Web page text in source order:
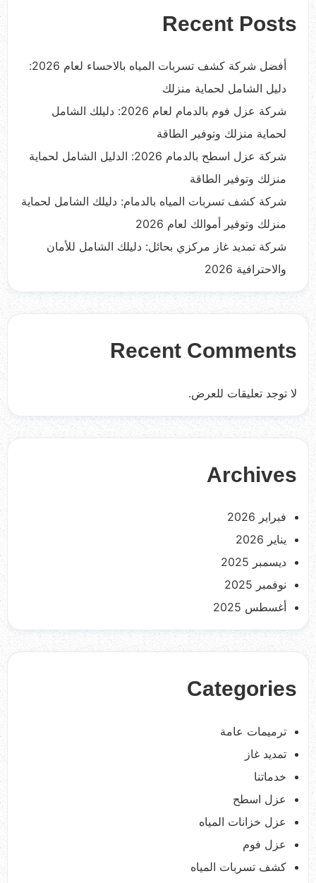
Recent Posts
أفضل شركة كشف تسربات المياه بالاحساء لعام 2026:
دليل الشامل لحماية منزلك
شركة عزل فوم بالدمام لعام 2026: دليلك الشامل
لحماية منزلك وتوفير الطاقة
شركة عزل اسطح بالدمام 2026: الدليل الشامل لحماية
منزلك وتوفير الطاقة
شركة كشف تسربات المياه بالدمام: دليلك الشامل لحماية
منزلك وتوفير أموالك لعام 2026
شركة تمديد غاز مركزي بحائل: دليلك الشامل للأمان
والاحترافية 2026
Recent Comments
لا توجد تعليقات للعرض.
Archives
فبراير 2026
يناير 2026
ديسمبر 2025
نوفمبر 2025
أغسطس 2025
Categories
ترميمات عامة
تمديد غاز
خدماتنا
عزل اسطح
عزل خزانات المياه
عزل فوم
كشف تسربات المياه